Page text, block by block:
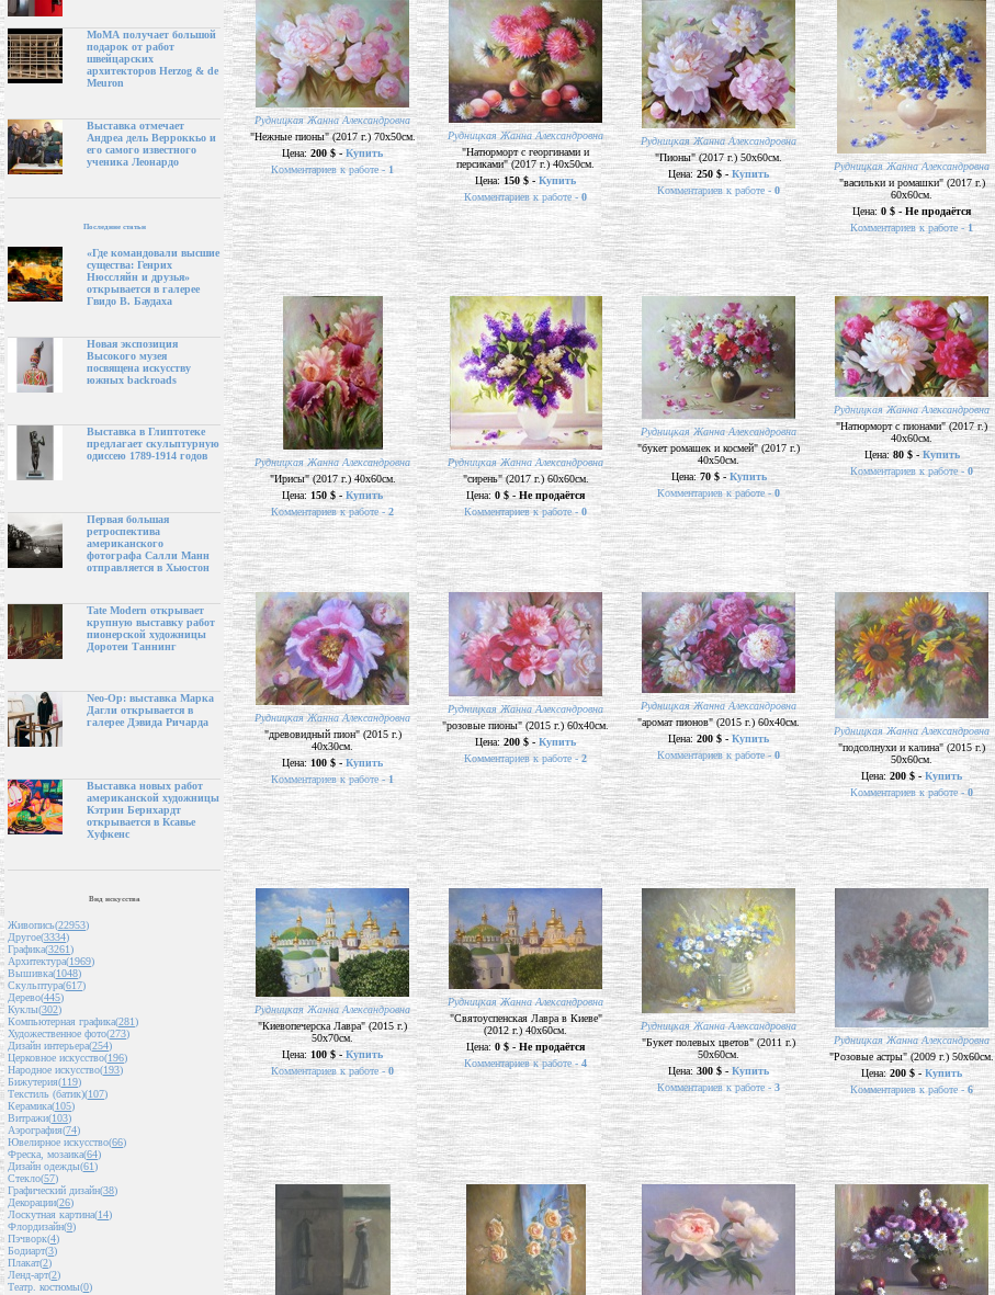
МоМА получает большой
подарок от работ
швейцарских
архитекторов Herzog & de
Meuron
Выставка отмечает
Андреа дель Верроккьо и
его самого известного
ученика Леонардо
Последние статьи
«Где командовали высшие
существа: Генрих
Нюссляйн и друзья»
открывается в галерее
Гвидо В. Баудаха
Новая экспозиция
Высокого музея
посвящена искусству
южных backroads
Выставка в Глиптотеке
предлагает скульптурную
одиссею 1789-1914 годов
Первая большая
ретроспектива
американского
фотографа Салли Манн
отправляется в Хьюстон
Tate Modern открывает
крупную выставку работ
пионерской художницы
Доротеи Таннинг
Neo-Op: выставка Марка
Дагли открывается в
галерее Дэвида Ричарда
Выставка новых работ
американской художницы
Кэтрин Бернхардт
открывается в Ксавье
Хуфкенс
Вид искусства
Живопись(22953)
Другое(3334)
Графика(3261)
Архитектура(1969)
Вышивка(1048)
Скульптура(617)
Дерево(445)
Куклы(302)
Компьютерная графика(281)
Художественное фото(273)
Дизайн интерьера(254)
Церковное искусство(196)
Народное искусство(193)
Бижутерия(119)
Текстиль (батик)(107)
Керамика(105)
Витражи(103)
Аэрография(74)
Ювелирное искусство(66)
Фреска, мозаика(64)
Дизайн одежды(61)
Стекло(57)
Графический дизайн(38)
Декорации(26)
Лоскутная картина(14)
Флордизайн(9)
Пэчворк(4)
Бодиарт(3)
Плакат(2)
Ленд-арт(2)
Театр. костюмы(0)
Рудницкая Жанна Александровна
"Нежные пионы" (2017 г.) 70х50см.
Цена: 200 $ -Купить
Комментариев к работе - 1
Рудницкая Жанна Александровна
"Натюрморт с георгинами и
персиками" (2017 г.) 40х50см.
Цена: 150 $ - Купить
Комментариев к работе - 0
Рудницкая Жанна Александровна
"Пионы" (2017 г.) 50х60см.
Цена:250 $ - Купить
Комментариев к работе - 0
Рудницкая Жанна Александровна
"васильки и ромашки" (2017 г.)
60х60см.
Цена:0 $ - Не продаётся
Комментариев к работе -1
Рудницкая Жанна Александровна
"Ирисы" (2017 г.) 40х60см.
Цена: 150 $ - Купить
Комментариев к работе -2
Рудницкая Жанна Александровна
"сирень" (2017 г.) 60х60см.
Цена: 0 $ - Не продаётся
Комментариев к работе - 0
Рудницкая Жанна Александровна
"букет ромашек и космей" (2017 г.)
40х50см.
Цена:70 $ -Купить
Комментариев к работе -0
Рудницкая Жанна Александровна
"Натюрморт с пионами" (2017 г.)
40х60см.
Цена:80 $ - Купить
Комментариев к работе - 0
Рудницкая Жанна Александровна
"древовидный пион" (2015 г.)
40х30см.
Цена: 100 $ -Купить
Комментариев к работе -1
Рудницкая Жанна Александровна
"розовые пионы" (2015 г.) 60х40см.
Цена:200 $ - Купить
Комментариев к работе -2
Рудницкая Жанна Александровна
"аромат пионов" (2015 г.) 60х40см.
Цена: 200 $ - Купить
Комментариев к работе - 0
Рудницкая Жанна Александровна
"подсолнухи и калина" (2015 г.)
50х60см.
Цена: 200 $ - Купить
Комментариев к работе -0
Рудницкая Жанна Александровна
"Киевопечерска Лавра" (2015 г.)
50х70см.
Цена: 100 $ - Купить
Комментариев к работе -0
Рудницкая Жанна Александровна
"Святоуспенская Лавра в Киеве"
(2012 г.) 40х60см.
Цена: 0 $ - Не продаётся
Комментариев к работе - 4
Рудницкая Жанна Александровна
"Букет полевых цветов" (2011 г.)
50х60см.
Цена:300 $ - Купить
Комментариев к работе -3
Рудницкая Жанна Александровна
"Розовые астры" (2009 г.) 50х60см.
Цена:200 $ -Купить
Комментариев к работе - 6